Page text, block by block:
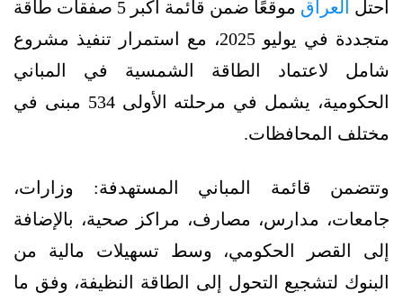
احتل العراق
موقعًا ضمن قائمة أكبر 5 صفقات طاقة
متجددة في يوليو 2025، مع استمرار تنفيذ مشروع
شامل لاعتماد الطاقة الشمسية في المباني
الحكومية، يشمل في مرحلته الأولى 534 مبنى في
مختلف المحافظات.
وتتضمن قائمة المباني المستهدفة: وزارات،
جامعات، مدارس، مصارف، مراكز صحية، بالإضافة
إلى القصر الحكومي، وسط تسهيلات مالية من
البنوك لتشجيع التحول إلى الطاقة النظيفة، وفق ما